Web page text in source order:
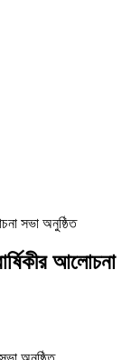
সভা অনুষ্ঠিত
আলোচনা